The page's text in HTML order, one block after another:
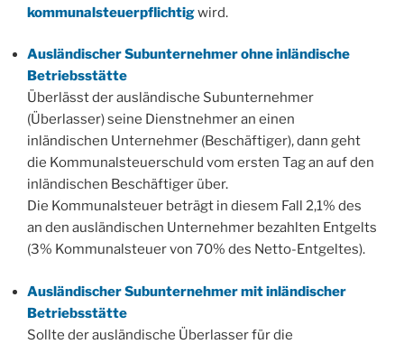
kommunalsteuerpflichtigwird.
Ausländischer Subunternehmer ohne inländische
Betriebsstätte
Überlässt der ausländische Subunternehmer
(Überlasser) seine Dienstnehmer an einen
inländischen Unternehmer (Beschäftiger), dann geht
die Kommunalsteuerschuld vom ersten Tag an auf den
inländischen Beschäftiger über.
Die Kommunalsteuer beträgt in diesem Fall 2,1% des
an den ausländischen Unternehmer bezahlten Entgelts
(3% Kommunalsteuer von 70% des Netto-Entgeltes).
Ausländischer Subunternehmer mit inländischer
Betriebsstätte
Sollte der ausländische Überlasser für die